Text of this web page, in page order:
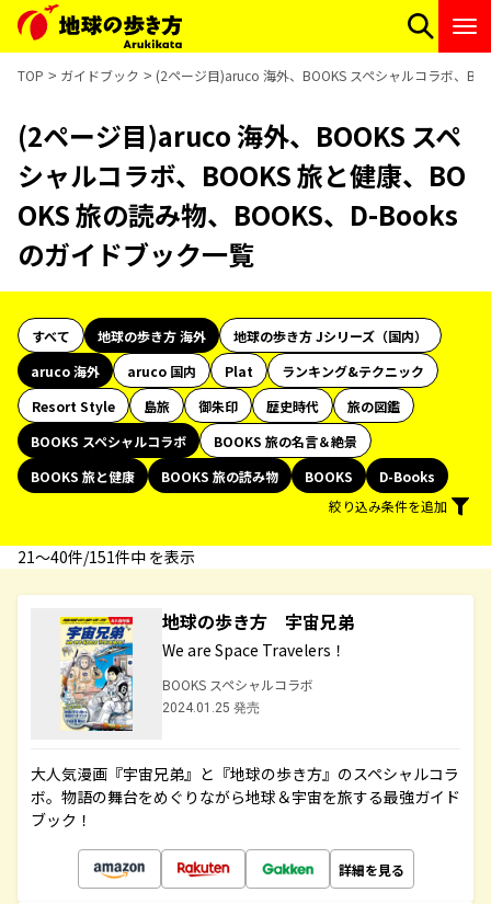
TOP ガイドブック (2ページ目)aruco 海外、BOOKS スペシャルコラボ、
(2ページ目)aruco 海外、BOOKS スペ
シャルコラボ、BOOKS 旅と健康、BO
OKS 旅の読み物、BOOKS、D-Books
のガイドブック一覧
すべて 地球の歩き方 海外
地球の歩き方 Jシリーズ（国内）
aruco 海外
aruco 国内 Plat
ランキング&テクニック
Resort Style
島旅 御朱印 歴史時代
旅の図鑑
BOOKS スペシャルコラボ
BOOKS 旅の名言＆絶景
BOOKS 旅と健康
BOOKS 旅の読み物 BOOKS
D-Books
絞り込み条件を追加
21〜40件/151件中 を表示
地球の歩き方 宇宙兄弟
We are Space Travelers！
BOOKS スペシャルコラボ
2024.01.25 発売
大人気漫画『宇宙兄弟』と『地球の歩き方』のスペシャルコラ
ボ。物語の舞台をめぐりながら地球＆宇宙を旅する最強ガイド
ブック！
詳細を見る